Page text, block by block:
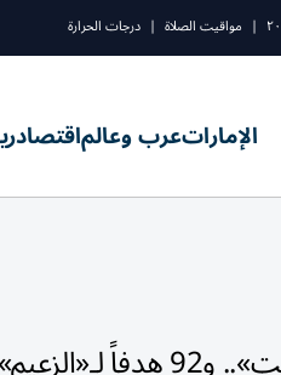
| مواقيت الصلاة | درجات الحرارة
الإماراتعرب وعالماقتصاد